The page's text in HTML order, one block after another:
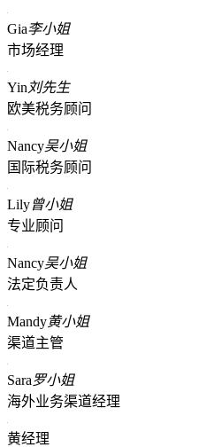
Gia李小姐
市场经理
Yin 刘先生
欧美税务顾问
Nancy吴小姐
国际税务顾问
Lily曾小姐
专业顾问
Nancy吴小姐
法定负责人
Mandy黄小姐
渠道主管
Sara罗小姐
海外业务渠道经理
黄经理